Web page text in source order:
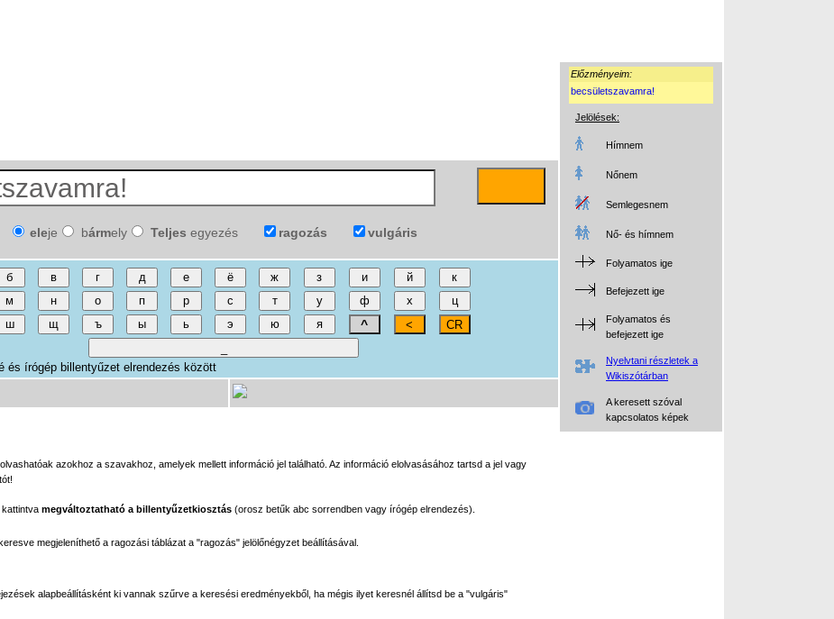
Előzményeim:
becsületszavamra!
Jelölések:
Hímnem
Nőnem
Semlegesnem
Nő- és hímnem
Folyamatos ige
Befejezett ige
Folyamatos és
befejezett ige
Nyelvtani részletek a
Wikiszótárban
A keresett szóval
kapcsolatos képek
eleje bármely Teljes egyezés ragozás vulgáris
azokhoz a szavakhoz, amelyek mellett információ jel található. Az információ elolvasásához tartsd a jel vagy
kattintva megváltoztatható a billentyűzetkiosztás (orosz betűk abc sorrendben vagy írógép elrendezés).
megjeleníthető a ragozási táblázat a "ragozás" jelölőnégyzet beállításával.
alapbeállításként ki vannak szűrve a keresési eredményekből, ha mégis ilyet keresnél állítsd be a "vulgáris"